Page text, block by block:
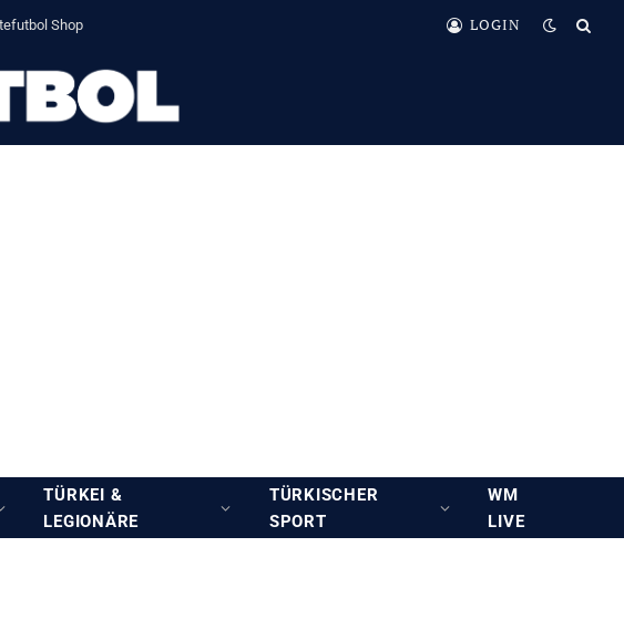
Shop LOGIN
TÜRKEI &
LEGIONÄRE
TÜRKISCHER
SPORT
WM
LIVE